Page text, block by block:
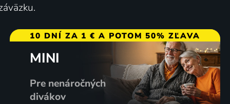
79%
10 DNÍ ZA 1 € A POTOM 50% ZĽAVA
MINI
Pre nenáročných
divákov